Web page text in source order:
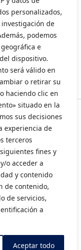
personalizados,
de
podemos
e
dispositivo.
será válido en
o retirar su
haciendo clic en
situado en la
sus decisiones
experiencia de
terceros
fines y
o acceder a
y contenido
de contenido,
de servicios,
a
Aceptar todo
Industria, Comercio y